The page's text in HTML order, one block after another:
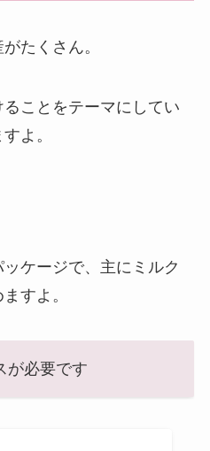
たくさん。
ことをテーマにしてい
よ。
ケージで、主にミルク
すよ。
が必要です